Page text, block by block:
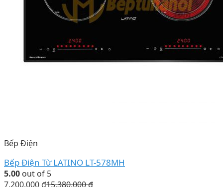
Bếp Điện
Bếp Điện Từ LATINO LT-578MH
5.00 out of 5
7.200.000 ₫15.380.000₫